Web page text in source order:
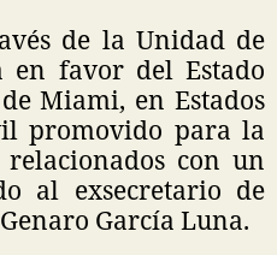
de la Unidad de
en favor del Estado
Miami, en Estados
promovido para la
con un
al exsecretario de
García Luna.